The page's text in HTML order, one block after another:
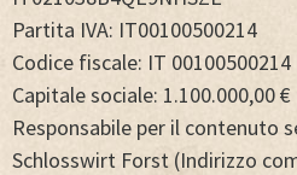
Partita IVA: IT00100500214
Codice fiscale: IT 00100500214
Capitale sociale: 1.100.000,00 €
Responsabile per il contenuto
Schlosswirt Forst (Indirizzo